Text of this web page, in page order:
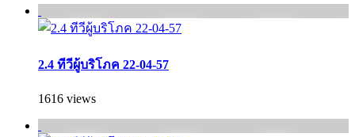
2.4 ทีวีผู้บริโภค 22-04-57
1616 views